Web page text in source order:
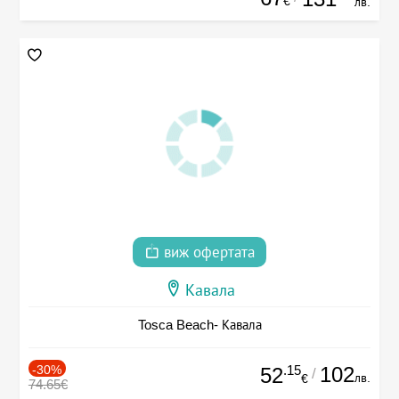
виж офертата
Кавала
Tosca Beach- Кавала
-30%
74.65€ 52.15
€ / 102лв.